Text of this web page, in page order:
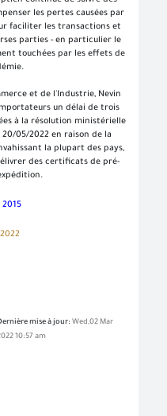
les pertes causées par
faciliter les transactions et
parties - en particulier le
touchées par les effets de
et de l'Industrie, Nevin
un délai de trois
à la résolution ministérielle
20/05/2022 en raison de la
la plupart des pays,
des certificats de pré-
2015
mise à jour: Wed,02 Mar
10:57 am